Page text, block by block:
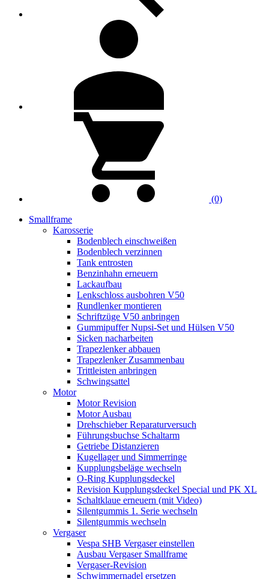
(0)
Smallframe
Karosserie
Bodenblech einschweißen
Bodenblech verzinnen
Tank entrosten
Benzinhahn erneuern
Lackaufbau
Lenkschloss ausbohren V50
Rundlenker montieren
Schriftzüge V50 anbringen
Gummipuffer Nupsi-Set und Hülsen V50
Sicken nacharbeiten
Trapezlenker abbauen
Trapezlenker Zusammenbau
Trittleisten anbringen
Schwingsattel
Motor
Motor Revision
Motor Ausbau
Drehschieber Reparaturversuch
Führungsbuchse Schaltarm
Getriebe Distanzieren
Kugellager und Simmerringe
Kupplungsbeläge wechseln
O-Ring Kupplungsdeckel
Revision Kupplungsdeckel Special und PK XL
Schaltklaue erneuern (mit Video)
Silentgummis 1. Serie wechseln
Silentgummis wechseln
Vergaser
Vespa SHB Vergaser einstellen
Ausbau Vergaser Smallframe
Vergaser-Revision
Schwimmernadel ersetzen